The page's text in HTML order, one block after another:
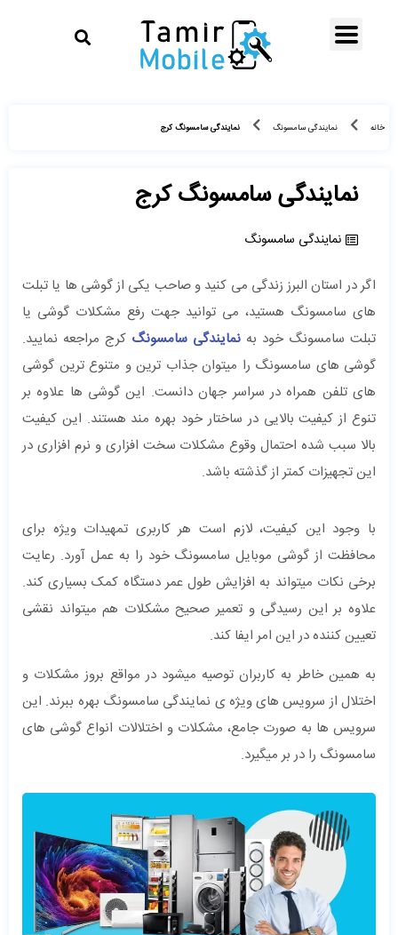
خانه نمایندگی سامسونگ نمایندگی سامسونگ کرج
نمایندگی سامسونگ کرج
نمایندگی سامسونگ
اگر در استان البرز زندگی می کنید و صاحب یکی از گوشی ها یا تبلت
های سامسونگ هستید، می توانید جهت رفع مشکلات گوشی یا
تبلت سامسونگ خود به نمایندگی سامسونگ کرج مراجعه نمایید.
گوشی های سامسونگ را میتوان جذاب ترین و متنوع ترین گوشی
های تلفن همراه در سراسر جهان دانست. این گوشی ها علاوه بر
تنوع از کیفیت بالایی در ساختار خود بهره مند هستند. این کیفیت
بالا سبب شده احتمال وقوع مشکلات سخت افزاری و نرم افزاری در
این تجهیزات کمتر از گذشته باشد.
با وجود این کیفیت، لازم است هر کاربری تمهیدات ویژه برای
محافظت از گوشی موبایل سامسونگ خود را به عمل آورد. رعایت
برخی نکات میتواند به افزایش طول عمر دستگاه کمک بسیاری کند.
علاوه بر این رسیدگی و تعمیر صحیح مشکلات هم میتواند نقشی
تعیین کننده در این امر ایفا کند.
به همین خاطر به کاربران توصیه میشود در مواقع بروز مشکلات و
اختلال از سرویس های ویژه ی نمایندگی سامسونگ بهره ببرند. این
سرویس ها به صورت جامع، مشکلات و اختلالات انواع گوشی های
سامسونگ را در بر میگیرد.